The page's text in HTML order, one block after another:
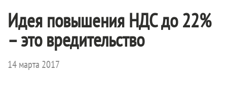
Идея повышения НДС до 22%
– это вредительство
14 марта 2017